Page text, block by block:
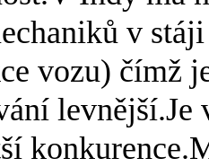
v
vozu) čímž
levnější.Je